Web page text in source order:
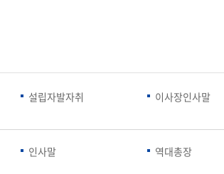
인재상과 5대핵심역량
2010년대
저널리즘대학원
AI융합전공
센서반도체융합전공
전자출결
강의건물 약
성적열람 및
유급
학사경고
편의점
연구소 조직
학술·연구활동 실적
논문집 검색
구성원소개
연구 및 자료실
설립자발자취 이사장인사말
인사말 역대총장